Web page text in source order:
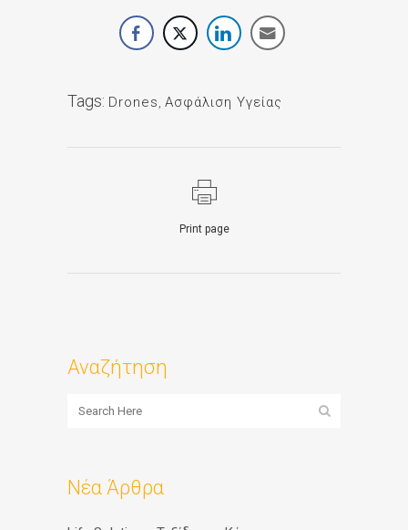
Tags: Drones, Ασφάλιση Υγείας
Print page
Αναζήτηση
Νέα Άρθρα